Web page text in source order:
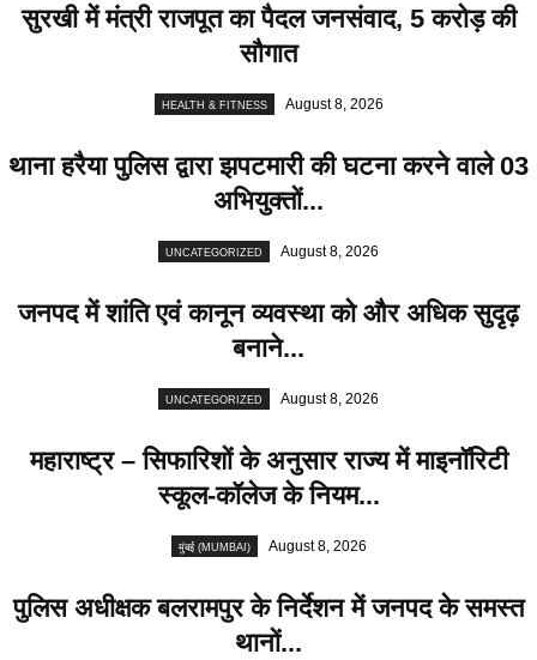
सुरखी में मंत्री राजपूत का पैदल जनसंवाद, 5 करोड़ की
सौगात
HEALTH & FITNESS August 8, 2026
थाना हरैया पुलिस द्वारा झपटमारी की घटना करने वाले 03
अभियुक्तों...
UNCATEGORIZED August 8, 2026
जनपद में शांति एवं कानून व्यवस्था को और अधिक सुदृढ़
बनाने...
UNCATEGORIZED August 8, 2026
महाराष्ट्र – सिफारिशों के अनुसार राज्य में माइनॉरिटी
स्कूल-कॉलेज के नियम...
मुंबई (MUMBAI) August 8, 2026
पुलिस अधीक्षक बलरामपुर के निर्देशन में जनपद के समस्त
थानों...